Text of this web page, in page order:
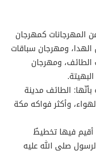
المهرجانات كمهرجان
ومهرجان سباقات
ومهرجان
الطائف مدينة
وأكثر فواكه مكة
أقيم فيها تخطيطٌ
صلى الله عليه